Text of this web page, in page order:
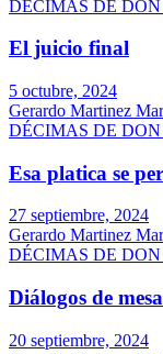
DÉCIMAS DE
El juicio final
5 octubre, 2024
Gerardo Martinez
DÉCIMAS DE
Esa platica se
27 septiembre, 2024
Gerardo Martinez
DÉCIMAS DE
Diálogos de
20 septiembre, 2024